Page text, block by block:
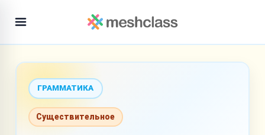
ГРАММАТИКА
Существительное